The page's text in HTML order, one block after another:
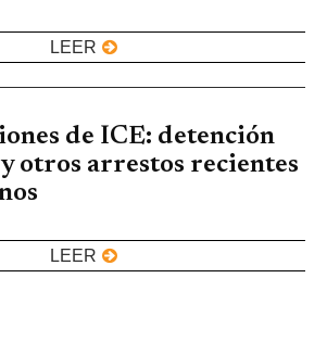
LEER
de ICE: detención
otros arrestos recientes
LEER